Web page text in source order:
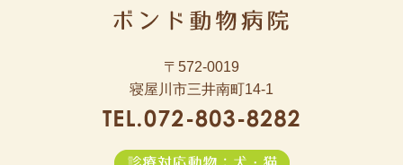
〒572-0019
寝屋川市三井南町14-1